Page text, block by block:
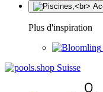
Plus d'inspiration